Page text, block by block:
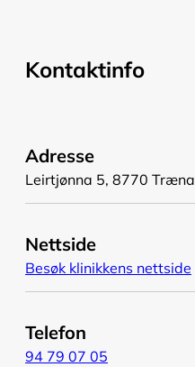
Kontaktinfo
Adresse
Leirtjønna 5, 8770 Træna
Telefon
94 79 07 05
Nettside
Besøk klinikkens nettside